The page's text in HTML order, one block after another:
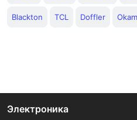
Blackton TCL Doffler
Электроника